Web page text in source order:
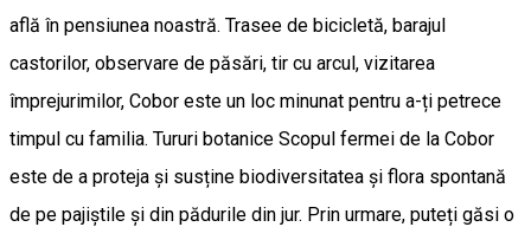
află în pensiunea noastră. Trasee de bicicletă, barajul
castorilor, observare de păsări, tir cu arcul, vizitarea
împrejurimilor, Cobor este un loc minunat pentru a-ți petrece
timpul cu familia. Tururi botanice Scopul fermei de la Cobor
este de a proteja și susține biodiversitatea și flora spontană
de pe pajiștile și din pădurile din jur. Prin urmare, puteți găsi o